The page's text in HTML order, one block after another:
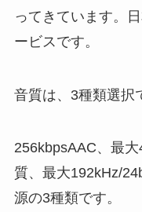
ってきています。
ービスです。
音質は、3種類選択
256kbpsAAC、最
質、最大192kHz/
源の3種類です。